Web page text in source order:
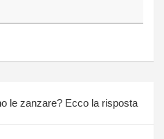
le zanzare? Ecco la risposta